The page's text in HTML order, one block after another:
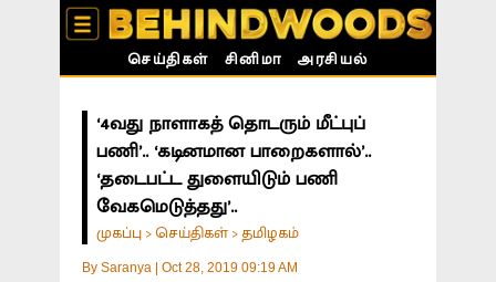
செய்திகள் சினிமா அரசியல்
‘4வது நாளாகத் தொடரும் மீட்புப்
பணி’.. ‘கடினமான பாறைகளால்’..
‘தடைபட்ட துளையிடும் பணி
வேகமெடுத்தது’..
முகப்பு >செய்திகள் >தமிழகம்
By Saranya Oct 28, 2019 09:19 AM